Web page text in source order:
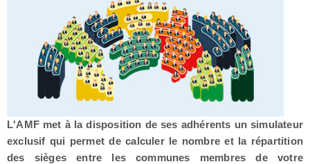
L'AMF met à la disposition de ses adhérents un simulateur
exclusif qui permet de calculer le nombre et la répartition
des sièges entre les communes membres de votre